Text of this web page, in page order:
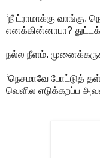
‘நீ ட்ராமாக்கு வாங்கு.
எனக்கின்னாபா? துட்டக்
நல்ல நீளம்.
‘நெசமாவே போட்டுத்
வெளில எடுக்கறப்ப